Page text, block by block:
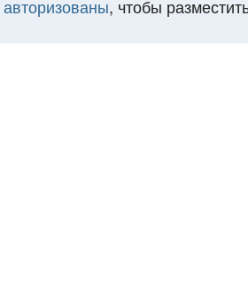
авторизованы, чтобы